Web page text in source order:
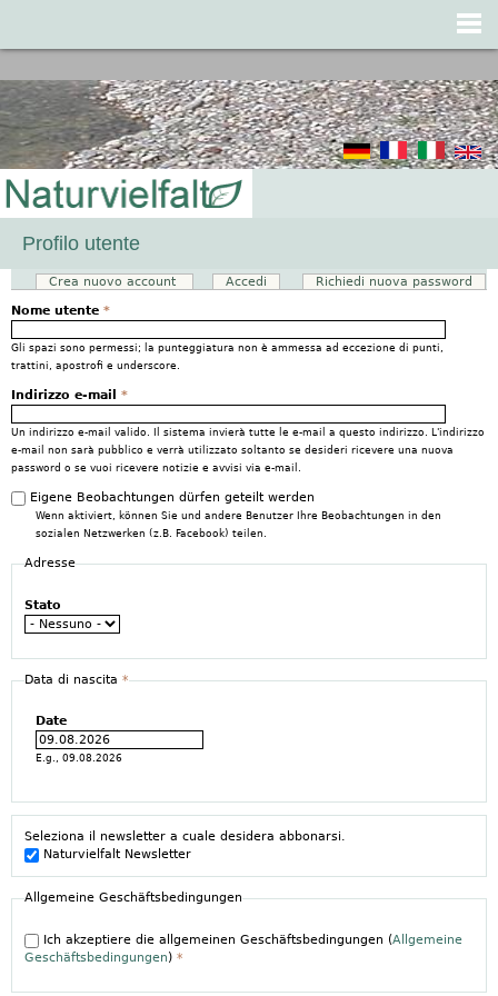
Profilo utente
Schede primarie
Crea nuovo account (scheda attiva)
Accedi
Richiedi nuova password
Nome utente *
Gli spazi sono permessi; la punteggiatura non è ammessa ad eccezione di punti,
trattini, apostrofi e underscore.
Indirizzo e-mail *
Un indirizzo e-mail valido. Il sistema invierà tutte le e-mail a questo indirizzo. L'indirizzo
e-mail non sarà pubblico e verrà utilizzato soltanto se desideri ricevere una nuova
password o se vuoi ricevere notizie e avvisi via e-mail.
Eigene Beobachtungen dürfen geteilt werden
Wenn aktiviert, können Sie und andere Benutzer Ihre Beobachtungen in den
sozialen Netzwerken (z.B. Facebook) teilen.
Adresse
Stato
Data di nascita *
Date
E.g., 09.08.2026
Seleziona il newsletter a cuale desidera abbonarsi.
Naturvielfalt Newsletter
Allgemeine Geschäftsbedingungen
Ich akzeptiere die allgemeinen Geschäftsbedingungen (Allgemeine
Geschäftsbedingungen) *